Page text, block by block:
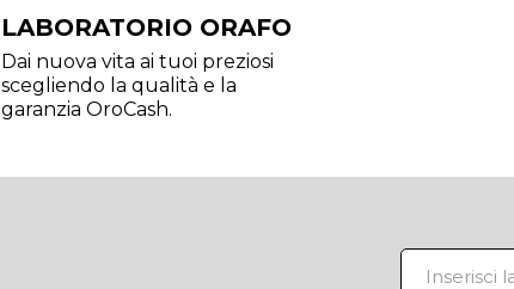
LABORATORIO ORAFO
Dai nuova vita ai tuoi preziosi
scegliendo la qualità e la
garanzia OroCash.